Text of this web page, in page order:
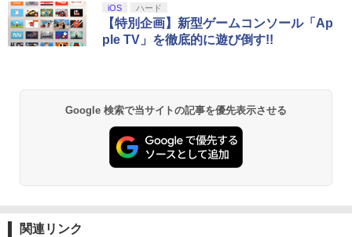
iOS ハード
【特別企画】新型ゲームコンソール「Ap
ple TV」を徹底的に遊び倒す!!
Google 検索で当サイトの記事を優先表示させる
関連リンク